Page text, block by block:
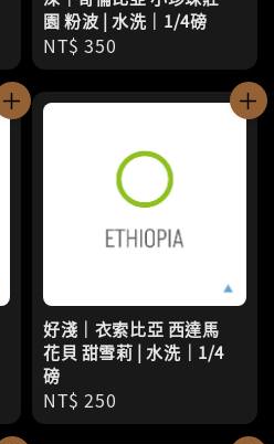
園 粉波 | 水洗｜1/4磅
Regular
price
NT$ 350
好淺｜衣索比亞 西達馬
花貝 甜雪莉 | 水洗｜1/4
磅
Regular
price
NT$ 250